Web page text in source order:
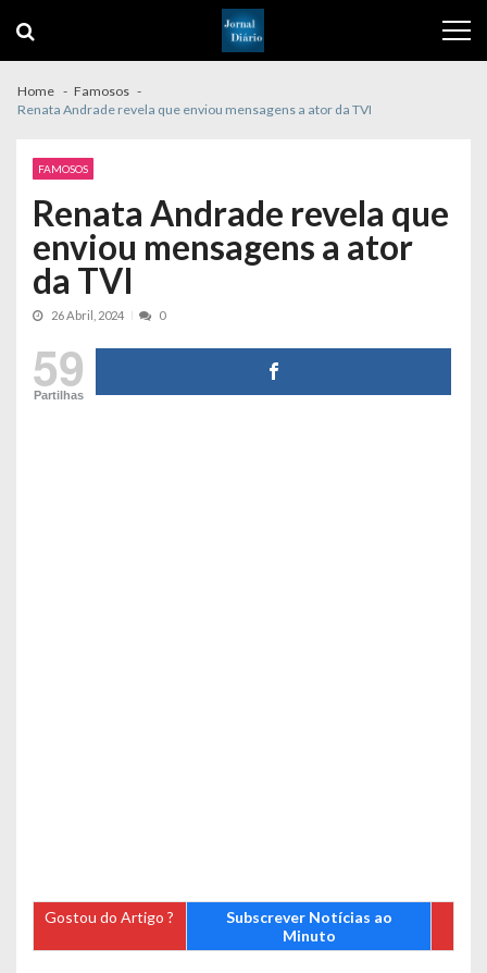
navigation
content
Home
Famosos
Renata Andrade revela que enviou mensagens a ator da TVI
FAMOSOS
Renata Andrade revela que
enviou mensagens a ator
da TVI
26 Abril, 2024 0
59
Partilhas
Gostou do Artigo ?
Subscrever Notícias ao
Minuto